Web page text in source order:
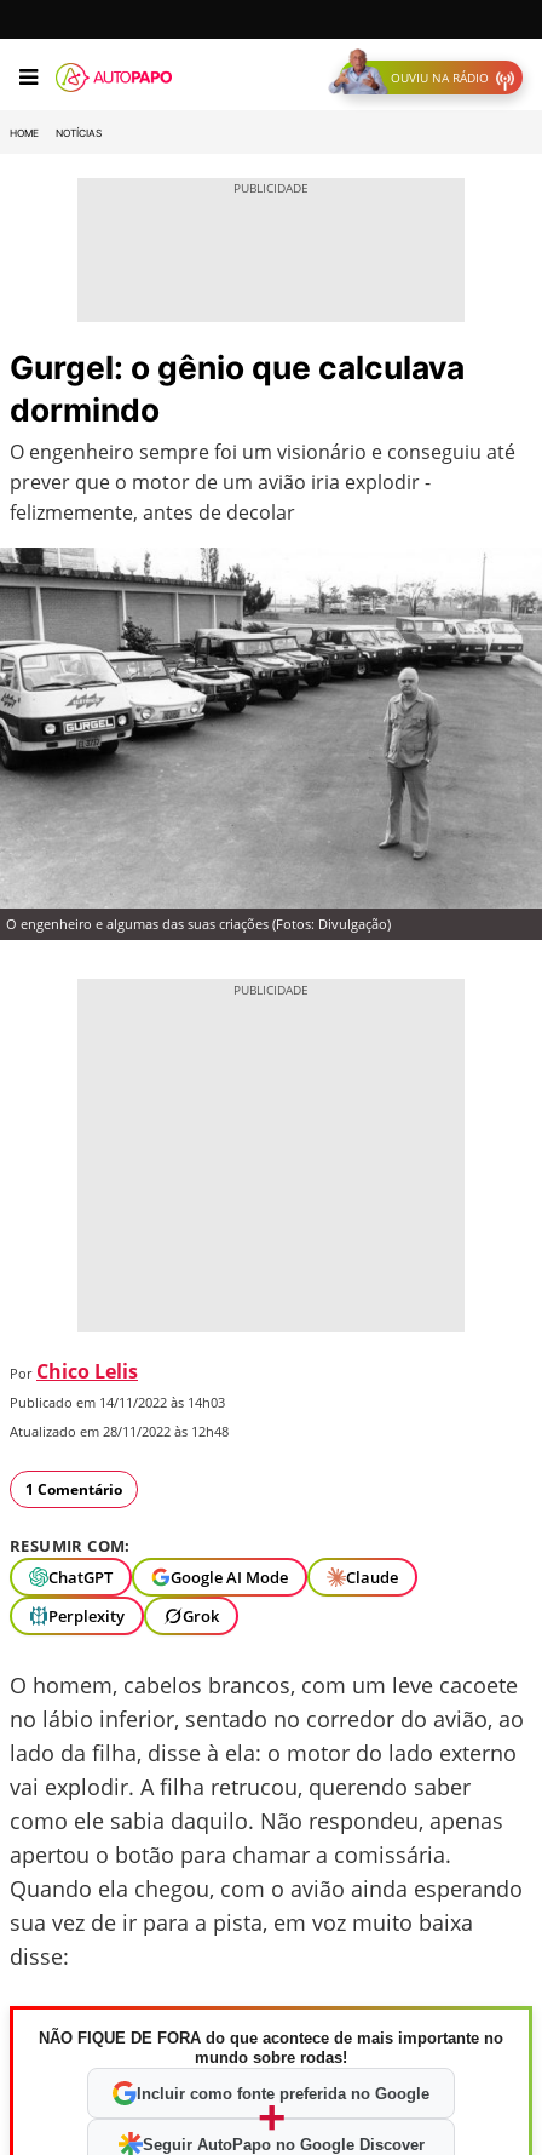
OUVIU NA RÁDIO
HOME NOTÍCIAS
Gurgel: o gênio que calculava
dormindo
O engenheiro sempre foi um visionário e conseguiu até
prever que o motor de um avião iria explodir -
felizmemente, antes de decolar
O engenheiro e algumas das suas criações (Fotos: Divulgação)
Por Chico Lelis
Publicado em 14/11/2022 às 14h03
Atualizado em 28/11/2022 às 12h48
1 Comentário
RESUMIR COM:
ChatGPT
Google AI Mode
Claude
Perplexity
Grok
O homem, cabelos brancos, com um leve cacoete
no lábio inferior, sentado no corredor do avião, ao
lado da filha, disse à ela: o motor do lado externo
vai explodir. A filha retrucou, querendo saber
como ele sabia daquilo. Não respondeu, apenas
apertou o botão para chamar a comissária.
Quando ela chegou, com o avião ainda esperando
sua vez de ir para a pista, em voz muito baixa
disse:
NÃO FIQUE DE FORA do que acontece de mais importante no
mundo sobre rodas!
Incluir como fonte preferida no Google
+
Seguir AutoPapo no Google Discover